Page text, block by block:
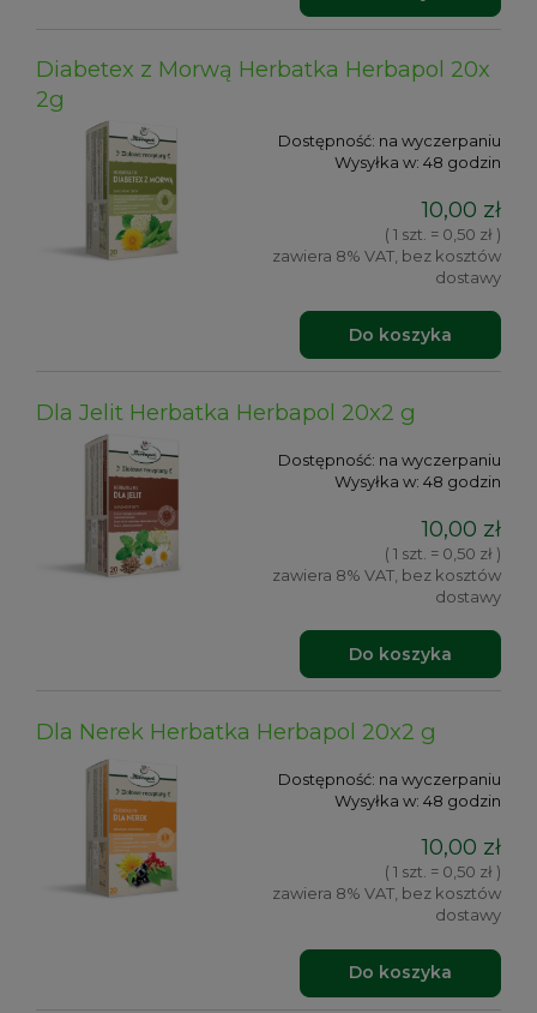
Diabetex z Morwą Herbatka Herbapol 20x
2g
Dostępność: na wyczerpaniu
Wysyłka w: 48 godzin
10,00 zł
( 1 szt. = 0,50 zł )
zawiera 8% VAT, bez kosztów
dostawy
Do koszyka
Dla Jelit Herbatka Herbapol 20x2 g
Dostępność: na wyczerpaniu
Wysyłka w: 48 godzin
10,00 zł
( 1 szt. = 0,50 zł )
zawiera 8% VAT, bez kosztów
dostawy
Do koszyka
Dla Nerek Herbatka Herbapol 20x2 g
Dostępność: na wyczerpaniu
Wysyłka w: 48 godzin
10,00 zł
( 1 szt. = 0,50 zł )
zawiera 8% VAT, bez kosztów
dostawy
Do koszyka